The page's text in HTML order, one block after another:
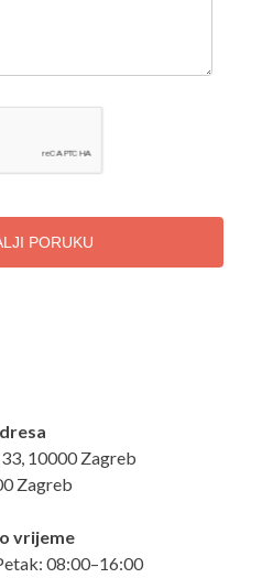
PORUKU
10000 Zagreb
Zagreb
vrijeme
08:00–16:00